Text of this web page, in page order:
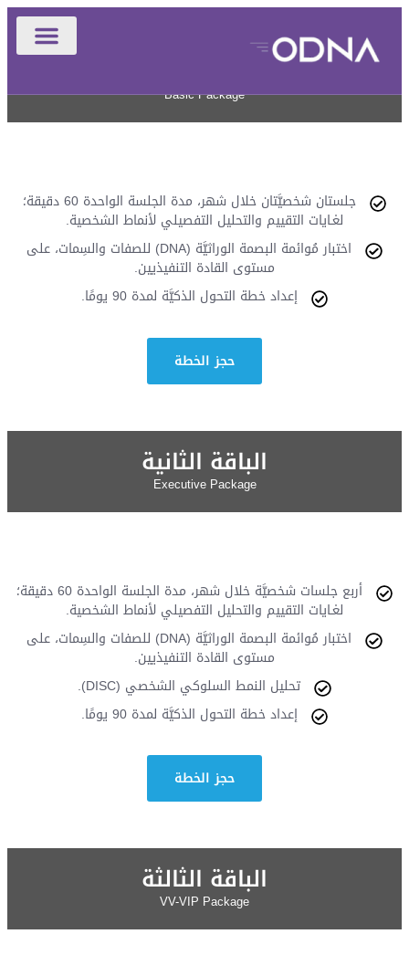
Basic Package
جلستان شخصيَّتان خلال شهر، مدة الجلسة الواحدة 60 دقيقة؛
لغـايات التقييم والتحليل التفصيلي لأنماط الشخصية.
اختبار مُوائمة البصمة الوراثيَّة (DNA) للصفات والسِمات، على
مستوى القادة التنفيذيين.
إعداد خطة التحول الذكيَّة لمدة 90 يومًا.
حجز الخطة
الباقة الثانية
Executive Package
أربع جلسات شخصيَّة خلال شهر، مدة الجلسة الواحدة 60 دقيقة؛
لغـايات التقييم والتحليل التفصيلي لأنماط الشخصية.
اختبار مُوائمة البصمة الوراثيَّة (DNA) للصفات والسِمات، على
مستوى القادة التنفيذيين.
تحليل النمط السلوكي الشخصي (DISC).
إعداد خطة التحول الذكيَّة لمدة 90 يومًا.
حجز الخطة
الباقة الثالثة
VV-VIP Package